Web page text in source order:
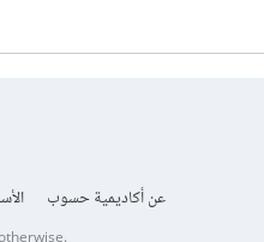
عن أكاديمية حسوب